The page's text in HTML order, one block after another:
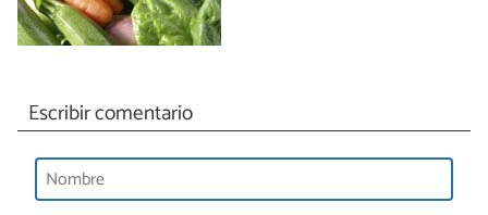
Escribir comentario